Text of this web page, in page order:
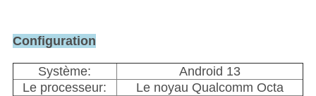
Configuration
Système:
Android 13
Le processeur:
Le noyau Qualcomm Octa